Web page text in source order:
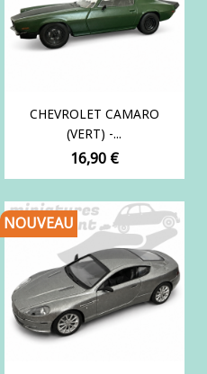
CHEVROLET CAMARO
(VERT) -...
Prix
16,90 €
NOUVEAU